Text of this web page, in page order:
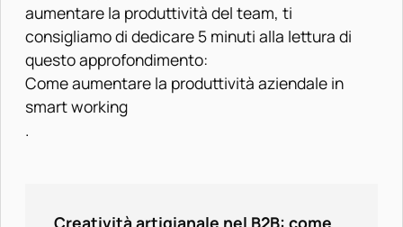
aumentare la produttività del team, ti
consigliamo di dedicare 5 minuti alla lettura di
questo approfondimento:
Come aumentare la produttività aziendale in
smart working
.
Creatività artigianale nel B2B: come